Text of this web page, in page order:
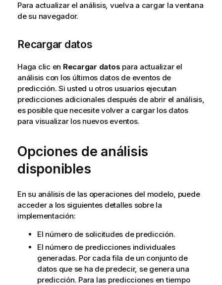
Para actualizar el análisis, vuelva a cargar la ventana
de su navegador.
Recargar datos
Haga clic en Recargar datos para actualizar el
análisis con los últimos datos de eventos de
predicción. Si usted u otros usuarios ejecutan
predicciones adicionales después de abrir el análisis,
es posible que necesite volver a cargar los datos
para visualizar los nuevos eventos.
Opciones de análisis
disponibles
En su análisis de las operaciones del modelo, puede
acceder a los siguientes detalles sobre la
implementación:
El número de solicitudes de predicción.
El número de predicciones individuales
generadas. Por cada fila de un conjunto de
datos que se ha de predecir, se genera una
predicción. Para las predicciones en tiempo